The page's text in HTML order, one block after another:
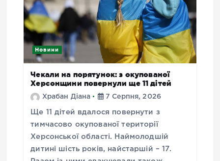
Новини
Чекали на порятунок: з окупованої
Херсонщини повернули ще 11 дітей
Храбан Діана 7 Серпня, 2026
Ще 11 дітей вдалося повернути з
тимчасово окупованої території
Херсонської області. Наймолодшій
дитині шість років, найстаршій – 17.